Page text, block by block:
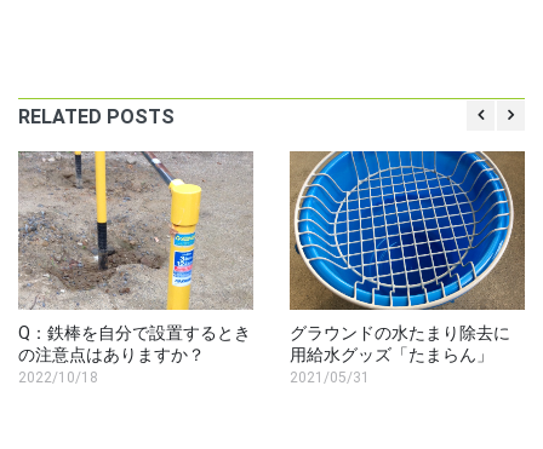
RELATED POSTS
Q：鉄棒を自分で設置するとき
の注意点はありますか？
2022/10/18
グラウンドの水たまり除去に
用給水グッズ「たまらん」
2021/05/31